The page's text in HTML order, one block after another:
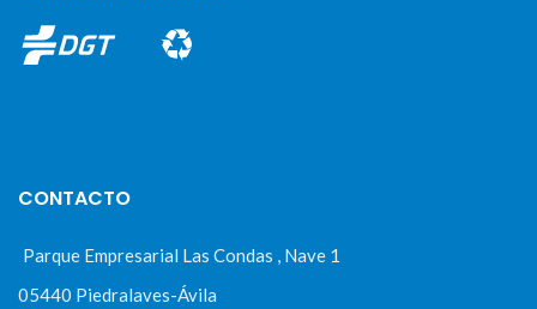
CONTACTO
Parque Empresarial Las Condas , Nave 1
05440 Piedralaves-Ávila